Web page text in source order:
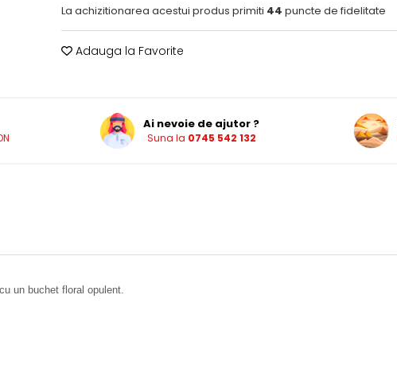
La achizitionarea acestui produs primiti 44 puncte de fidelitate
Adauga la Favorite
Ai nevoie de ajutor ?
Suna la 0745 542 132
un buchet floral opulent.